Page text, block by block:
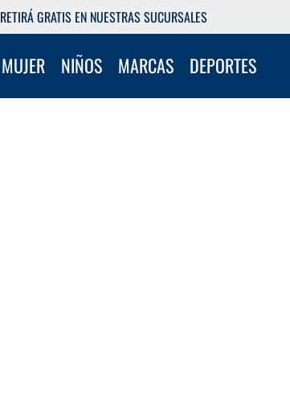
RETIRÁ GRATIS EN NUESTRAS SUCURSALES
MUJER NIÑOS MARCAS DEPORTES